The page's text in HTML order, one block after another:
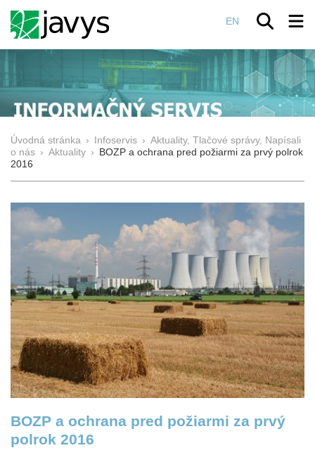
EN
Úvodná stránka › Infoservis › Aktuality, Tlačové správy, Napísali
o nás › Aktuality › BOZP a ochrana pred požiarmi za prvý polrok
2016
BOZP a ochrana pred požiarmi za prvý
polrok 2016